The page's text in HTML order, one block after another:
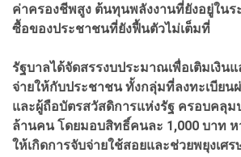
ค่าครองชีพสูง ต้นทุนพลังงานที่ยังอยู่ในร
ซื้อของประชาชนที่ยังฟื้นตัวไม่เต็มที่
รัฐบาลได้จัดสรรงบประมาณเพื่อเติมเงิน
จ่ายให้กับประชาชน ทั้งกลุ่มที่ลงทะเบียน
และผู้ถือบัตรสวัสดิการแห่งรัฐ ครอบคลุม
ล้านคน โดยมอบสิทธิ์คนละ 1,000 บาท ห
ให้เกิดการจับจ่ายใช้สอยและช่วยพยุงเศ